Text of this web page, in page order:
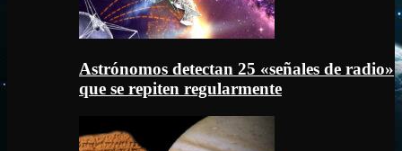
Astrónomos detectan 25 «señales de radio»
que se repiten regularmente